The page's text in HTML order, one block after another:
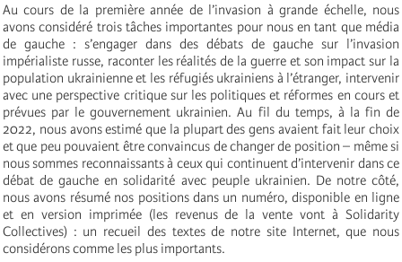
Au cours de la première année de l’invasion à grande échelle, nous
avons considéré trois tâches importantes pour nous en tant que média
de gauche : s’engager dans des débats de gauche sur l’invasion
impérialiste russe, raconter les réalités de la guerre et son impact sur la
population ukrainienne et les réfugiés ukrainiens à l’étranger, intervenir
avec une perspective critique sur les politiques et réformes en cours et
prévues par le gouvernement ukrainien. Au fil du temps, à la fin de
2022, nous avons estimé que la plupart des gens avaient fait leur choix
et que peu pouvaient être convaincus de changer de position – même si
nous sommes reconnaissants à ceux qui continuent d’intervenir dans ce
débat de gauche en solidarité avec peuple ukrainien. De notre côté,
nous avons résumé nos positions dans un numéro, disponible en ligne
et en version imprimée (les revenus de la vente vont à Solidarity
Collectives) : un recueil des textes de notre site Internet, que nous
considérons comme les plus importants.